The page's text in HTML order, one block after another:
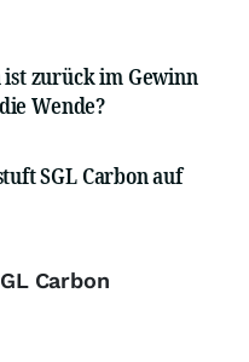
ist zurück im Gewinn
Wende?
SGL Carbon auf
Carbon